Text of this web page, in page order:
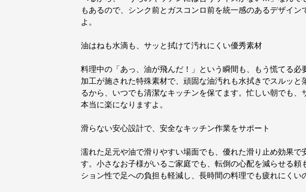
もあるので、シンク前とガスコンロ前を統一感のあるデザイン
よ。
油はねも水滴も、サッと拭けて汚れにくい優秀素材
料理中の「あっ、油が飛んだ！」という瞬間も、もう慌てる必
加工が施された特殊素材で、頑固な油汚れも水拭きでスルッと
るから、いつでも清潔なキッチンを保てます。忙しい朝でも、
本当に楽になりますよ。
滑らない安心設計で、安全なキッチン作業をサポート
濡れた足元や油で滑りやすい場面でも、優れた滑り止め効果で
す。小さなお子様がいるご家庭でも、転倒の心配を減らせる頼
ション性で足への負担も軽減し、長時間の料理でも疲れにくい